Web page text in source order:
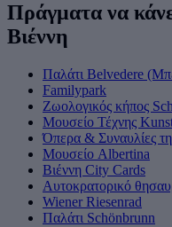
Πράγματα να
Βιέννη
Παλάτι Belvedere
Familypark
Ζωολογικός κήπος
Μουσείο Τέχνης
Όπερα & Συναυλίες
Μουσείο Albertina
Βιέννη City Cards
Αυτοκρατορικό
Wiener Riesenrad
Παλάτι Schönbrunn